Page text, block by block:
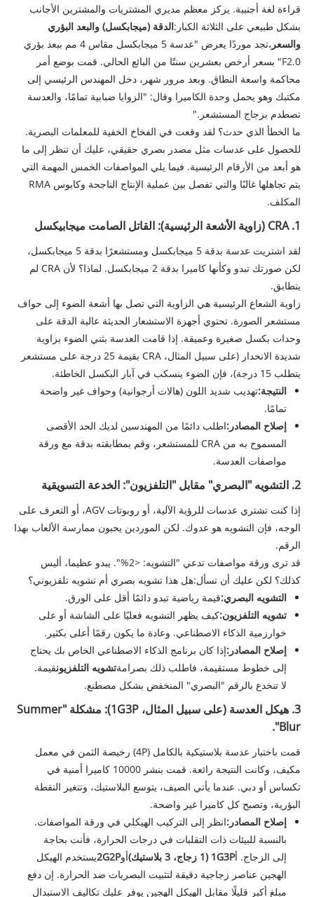
قراءة لغة أجنبية. يركز معظم مديري المشتريات والمشترين الأجانب
بشكل طبيعي على الثلاثة الكبار:الدقة (ميجابكسل) والبعد البؤري
والسعر.
تجد موردًا يعرض "عدسة 5 ميجابكسل مقاس 4 مم ببعد بؤري
F2.0" بسعر أرخص بعشرين سنتًا من البائع الحالي. قمت بوضع أمر
محاكمة واسعة النطاق. وبعد مرور شهر، دخل المهندس الرئيسي إلى
مكتبك وهو يحمل وحدة الكاميرا وقال: "الزوايا ضبابية تمامًا، والعدسة
تصطدم بزجاج المستشعر."
ما الخطأ الذي حدث؟ لقد وقعت في الفخاخ الخفية للمعلمات البصرية.
للحصول على عدسات مثل مصدر بصري حقيقي، عليك أن تنظر إلى ما
هو أبعد من الأرقام الرئيسية. فيما يلي المواصفات الخمس المهمة التي
يتم تجاهلها غالبًا والتي تفصل بين عملية الإنتاج الناجحة وكابوس RMA
المكلف.
1. CRA (زاوية الأشعة الرئيسية): القاتل الصامت ميجابيكسل
لقد اشتريت عدسة بدقة 5 ميجابكسل ومستشعرًا بدقة 5 ميجابكسل،
لكن صورتك تبدو وكأنها كاميرا بدقة 2 ميجابكسل. لماذا؟ لأن CRA لم
يتطابق.
زاوية الشعاع الرئيسية هي الزاوية التي تصل بها أشعة الضوء إلى حواف
مستشعر الصورة. تحتوي أجهزة الاستشعار الحديثة عالية الدقة على
وحدات بكسل صغيرة وعميقة. إذا قامت العدسة بثني الضوء بزاوية
شديدة الانحدار (على سبيل المثال، CRA بقيمة 25 درجة على مستشعر
يتطلب 15 درجة)، فإن الضوء ينسكب في آبار البكسل الخاطئة.
النتيجة:تهديب شديد اللون (هالات أرجوانية) وحواف غير واضحة
تمامًا.
إصلاح المصادر:اطلب دائمًا من المهندسين لديك الحد الأقصى
المسموح به من CRA للمستشعر، وقم بمطابقته بدقة مع ورقة
مواصفات العدسة.
2. التشويه "البصري" مقابل "التلفزيون": الخدعة التسويقية
إذا كنت تشتري عدسات للرؤية الآلية، أو روبوتات AGV، أو التعرف على
الوجه، فإن التشويه هو عدوك. لكن الموردين يحبون ممارسة الألعاب بهذا
الرقم.
قد ترى ورقة مواصفات تدعي "التشويه: <2%". يبدو عظيما، أليس
كذلك؟ لكن عليك أن تسأل:هل هذا تشويه بصري أم تشويه تلفزيوني؟
التشويه البصري:قيمة رياضية تبدو دائمًا أقل على الورق.
تشويه التلفزيون:كيف يظهر التشويه فعليًا على الشاشة أو على
خوارزمية الذكاء الاصطناعي. وعادة ما يكون رقمًا أعلى بكثير.
إصلاح المصادر:إذا كان برنامج الذكاء الاصطناعي الخاص بك يحتاج
إلى خطوط مستقيمة، فاطلب ذلك بصرامةتشويه التلفزيونقيمة.
لا تنخدع بالرقم "البصري" المنخفض بشكل مصطنع.
3. هيكل العدسة (على سبيل المثال، 1G3P): مشكلة "Summer
Blur".
قمت باختبار عدسة بلاستيكية بالكامل (4P) رخيصة الثمن في معمل
مكيف، وكانت النتيجة رائعة. قمت بنشر 10000 كاميرا أمنية في
تكساس أو دبي. عندما يأتي الصيف، يتوسع البلاستيك، وتتغير النقطة
البؤرية، وتصبح كل كاميرا غير واضحة.
إصلاح المصادر:انظر إلى التركيب الهيكلي في ورقة المواصفات.
بالنسبة للبيئات ذات التقلبات في درجات الحرارة، فأنت بحاجة
إلى الزجاج. أ1G3P (1 زجاج، 3 بلاستيك) أو2G2Pيستخدم الهيكل
الهجين عناصر زجاجية دقيقة لتثبيت البصريات ضد الحرارة. إن دفع
مبلغ أكبر قليلًا مقابل الهيكل الهجين يوفر عليك تكاليف الاستبدال